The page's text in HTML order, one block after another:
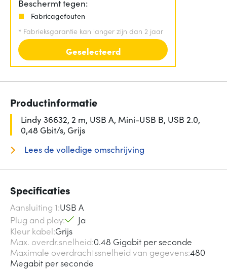
Beschermt tegen:
Fabricagefouten
* Fabrieksgarantie kan langer zijn dan 2 jaar
Geselecteerd
Productinformatie
Lindy 36632, 2 m, USB A, Mini-USB B, USB 2.0,
0,48 Gbit/s, Grijs
Lees de volledige omschrijving
Specificaties
Aansluiting 1 USB A
Plug and play
Ja
Kleur kabel Grijs
Max. overdr.snelheid 0.48 Gigabit per seconde
Maximale overdrachtssnelheid van gegevens480
Megabit per seconde